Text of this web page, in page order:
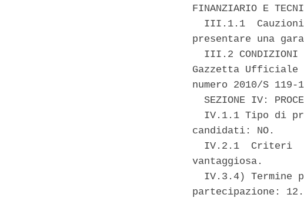
FINANZIARIO E
III.1.1
presentare una
III.2 CONDIZIONI
Gazzetta Ufficiale
numero 2010/S 119-
SEZIONE IV:
IV.1.1 Tipo di
candidati: NO.
IV.2.1  Criteri
vantaggiosa.
IV.3.4) Termine
partecipazione: